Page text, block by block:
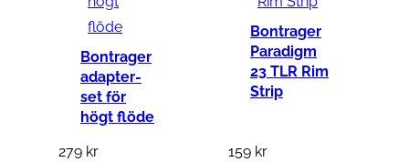
Bontrager
adapter-
set för
högt flöde
279 kr
Bontrager
Paradigm
23 TLR Rim
Strip
159 kr